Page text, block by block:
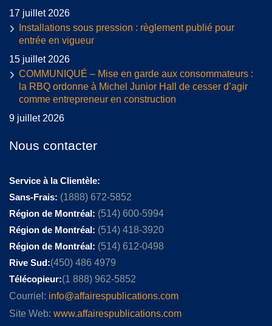
17 juillet 2026
Installations sous pression : règlement publié pour
entrée en vigueur
15 juillet 2026
COMMUNIQUÉ – Mise en garde aux consommateurs :
la RBQ ordonne à Michel Junior Hall de cesser d’agir
comme entrepreneur en construction
9 juillet 2026
Nous contacter
Service à la Clientèle:
Sans-Frais: (1888) 672-5852
Région de Montréal: (514) 600-5994
Région de Montréal: (514) 418-3920
Région de Montréal: (514) 612-0498
Rive Sud:(450) 486 4979
Télécopieur:(1 888) 962-5852
Courriel: info@affairespublications.com
Site Web: www.affairespublications.com